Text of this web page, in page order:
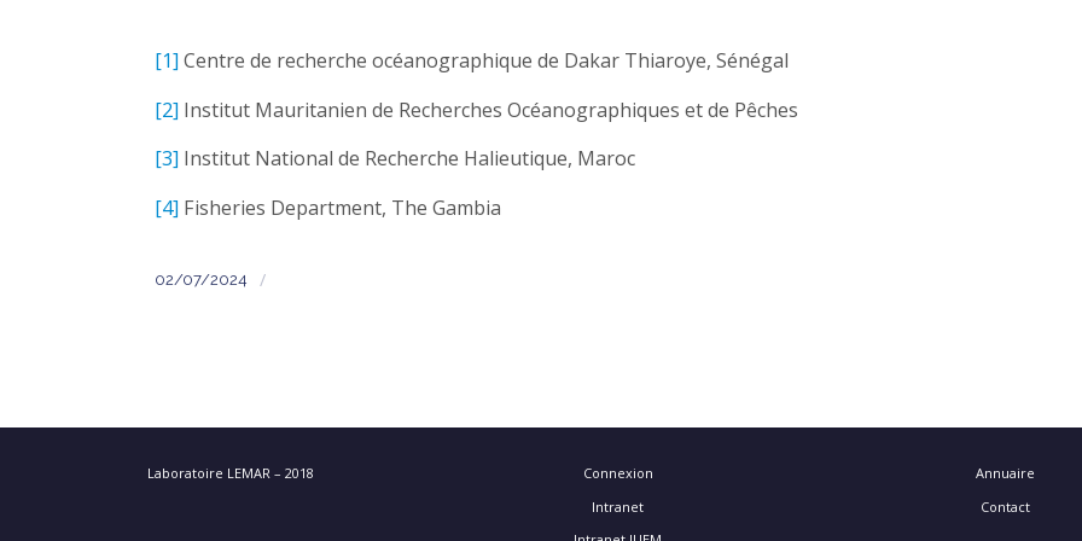
[1]Centre de recherche océanographique de Dakar Thiaroye, Sénégal
[2]Institut Mauritanien de Recherches Océanographiques et de Pêches
[3]Institut National de Recherche Halieutique, Maroc
[4]Fisheries Department, The Gambia
02/07/2024 /
Laboratoire LEMAR – 2018
Connexion
Intranet
Annuaire
Contact